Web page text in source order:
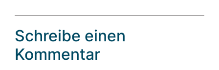
Schreibe einen
Kommentar